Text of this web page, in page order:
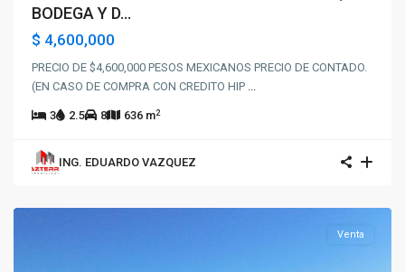
BODEGA Y D...
$ 4,600,000
PRECIO DE $4,600,000 PESOS MEXICANOS PRECIO DE CONTADO.
(EN CASO DE COMPRA CON CREDITO HIP ...
3 2.5 8 636 m2
ING. EDUARDO VAZQUEZ
Venta